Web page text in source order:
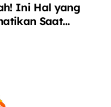
Ini Hal yang
Saat